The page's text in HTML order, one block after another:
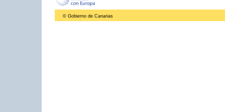
© Gobierno de Canarias